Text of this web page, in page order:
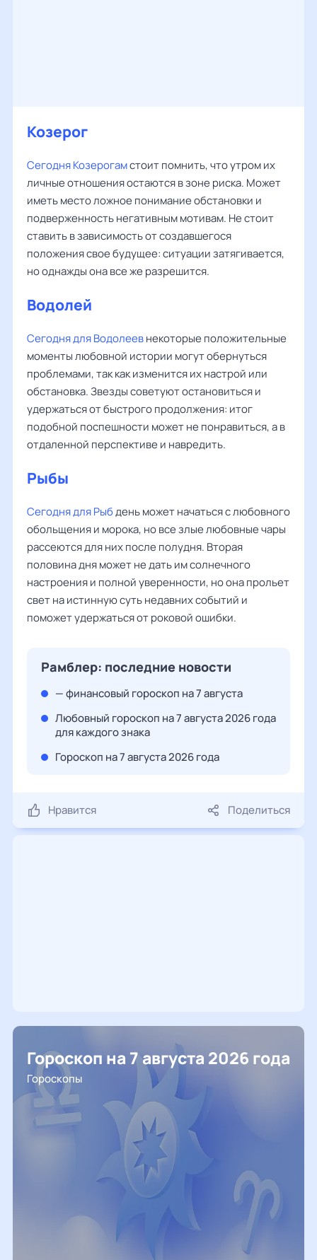
Козерог
Сегодня Козерогамстоит помнить, что утром их
личные отношения остаются в зоне риска. Может
иметь место ложное понимание обстановки и
подверженность негативным мотивам. Не стоит
ставить в зависимость от создавшегося
положения свое будущее: ситуации затягивается,
но однажды она все же разрешится.
Водолей
Сегодня для Водолеевнекоторые положительные
моменты любовной истории могут обернуться
проблемами, так как изменится их настрой или
обстановка. Звезды советуют остановиться и
удержаться от быстрого продолжения: итог
подобной поспешности может не понравиться, а в
отдаленной перспективе и навредить.
Рыбы
Сегодня для Рыбдень может начаться с любовного
обольщения и морока, но все злые любовные чары
рассеются для них после полудня. Вторая
половина дня может не дать им солнечного
настроения и полной уверенности, но она прольет
свет на истинную суть недавних событий и
поможет удержаться от роковой ошибки.
Рамблер: последние новости
— финансовый гороскоп на 7 августа
Любовный гороскоп на 7 августа 2026 года
для каждого знака
Гороскоп на 7 августа 2026 года
Нравится Поделиться
Гороскоп на 7 августа 2026 года
Гороскопы